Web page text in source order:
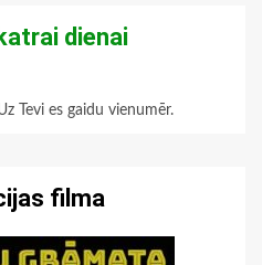
dienai
Tevi es gaidu vienumēr.
filma